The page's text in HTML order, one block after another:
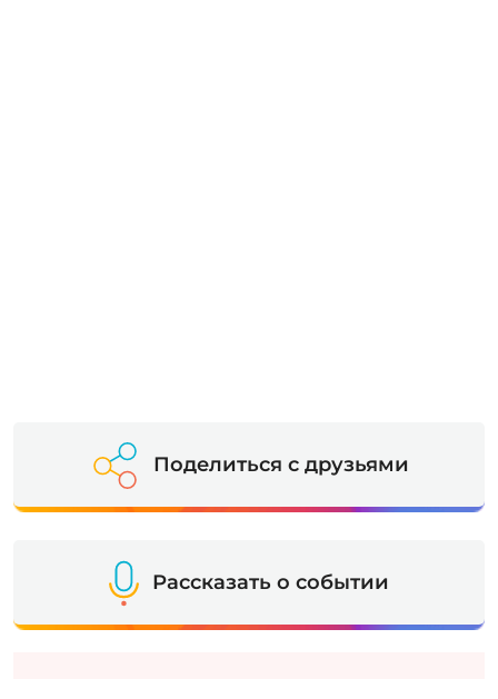
Поделиться с друзьями
Рассказать о событии